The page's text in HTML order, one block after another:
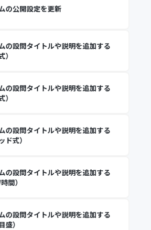
の公開設定を更新
の設問タイトルや説明を追加する
）
の設問タイトルや説明を追加する
）
の設問タイトルや説明を追加する
ド式）
の設問タイトルや説明を追加する
間）
の設問タイトルや説明を追加する
盛）